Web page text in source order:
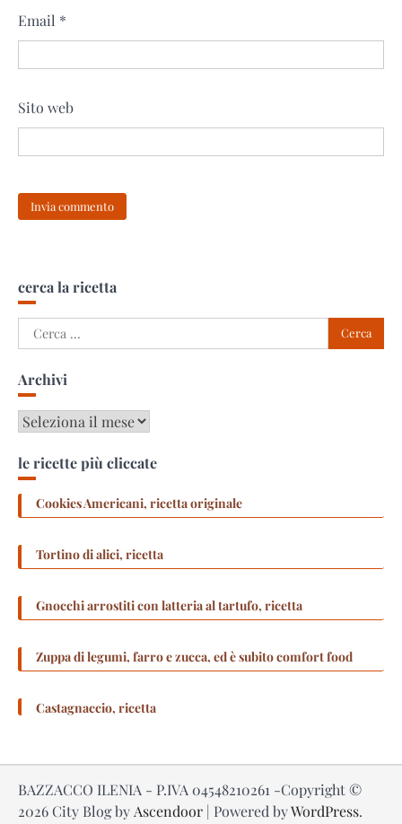
Email *
Sito web
cerca la ricetta
Ricerca
per:
Archivi
Archivi
le ricette più cliccate
Cookies Americani, ricetta originale
Tortino di alici, ricetta
Gnocchi arrostiti con latteria al tartufo, ricetta
Zuppa di legumi, farro e zucca, ed è subito comfort food
Castagnaccio, ricetta
BAZZACCO ILENIA - P.IVA 04548210261 -Copyright ©
2026City Blog by Ascendoor | Powered byWordPress.